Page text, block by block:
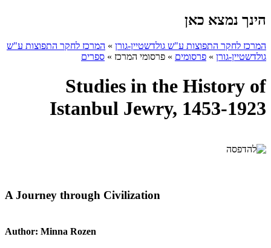
הינך נמצא כאן
המרכז לחקר התפוצות ע"ש גולדשטיין-גורן » המרכז לחקר התפוצות ע"ש
גולדשטיין-גורן » פרסומים » פרסומי המרכז » ספרים
Studies in the History of
Istanbul Jewry, 1453-1923
A Journey through Civilization
Author: Minna Rozen